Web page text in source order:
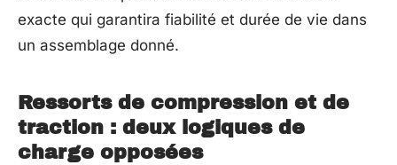
exacte qui garantira fiabilité et durée de vie dans
un assemblage donné.
Ressorts de compression et de
traction : deux logiques de
charge opposées